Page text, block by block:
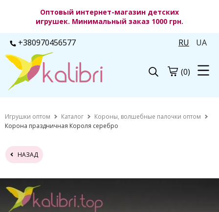
Оптовый интернет-магазин детских
игрушек. Минимальный заказ 1000 грн.
+380970456577 RU UA
(0)
Игрушки оптом Каталог
Короны, волшебные палочки оптом
Корона праздничная Короля серебро
НАЗАД